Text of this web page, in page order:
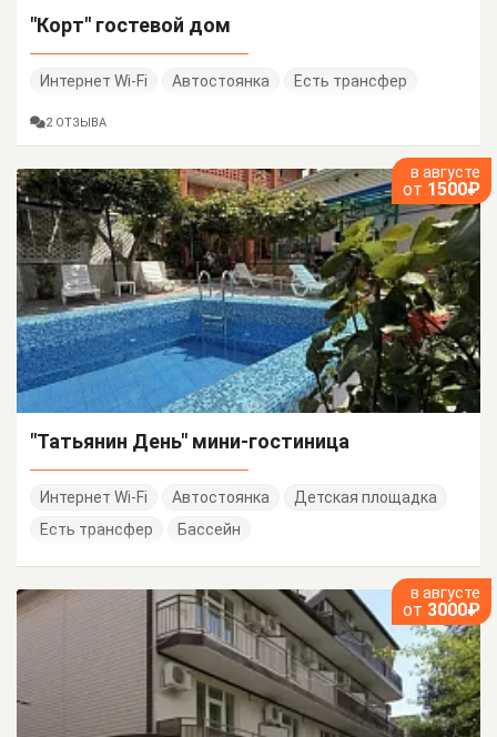
"Корт" гостевой дом
Интернет Wi-Fi Автостоянка Есть трансфер
2 ОТЗЫВА
в августе
от 1500₽
"Татьянин День" мини-гостиница
Интернет Wi-Fi Автостоянка
Детская площадка
Есть трансфер
Бассейн
в августе
от 3000₽